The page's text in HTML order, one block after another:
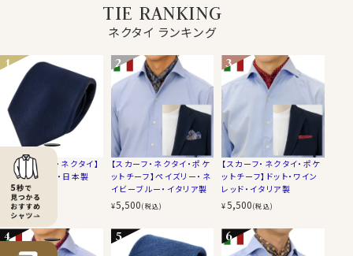
TIE RANKING
ネクタイ ランキング
【セッテピエゲ・ネクタイ】
無地・ネイビー・日本製
9,900(税込)
【スカーフ・ネクタイ・ポケ
ットチーフ】ペイズリー・ネ
イビーブルー・イタリア製
¥5,500(税込)
【スカーフ・ネクタイ・ポケ
ットチーフ】ドット・ワイン
レッド・イタリア製
¥5,500(税込)